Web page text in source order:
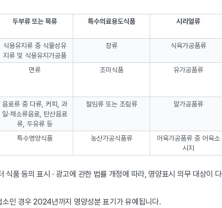
두부류 또는 묵류 특수의료용도식품 시리얼류
식용유지류 중 식물성유
지류 및 식용유지가공품
장류 식육가공품류
면류 조미식품 유가공품류
음료류 중 다류, 커피, 과
일·채소류음료, 탄산음료
류, 두유류 등
절임류 또는 조림류 알가공품류
특수영양식품 농산가공식품류
어육가공품류 중 어육소
시지
식품 등의 표시 · 광고에 관한 법률 개정에 따라, 영양표시 의무 대상이
인 경우 2024년까지 영양성분 표기가 유예됩니다.